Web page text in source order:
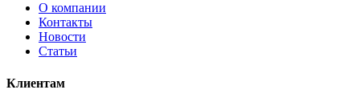
О компании
Контакты
Новости
Статьи
Клиентам